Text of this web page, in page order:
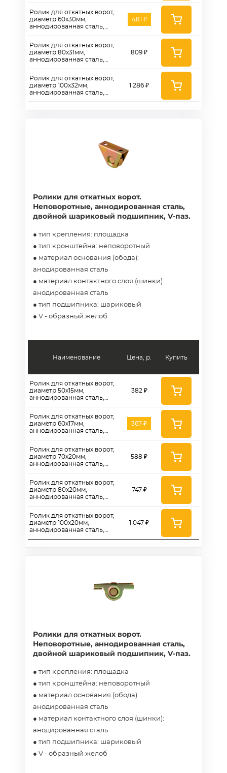
50x30
Ролик для откатных ворот,
диаметр 60x30мм,
аннодированная сталь,
60x30
Ролик для откатных ворот,
диаметр 80x31мм,
аннодированная сталь,
80x31
Ролик для откатных ворот,
диаметр 100x32мм,
аннодированная сталь,
481 ₽
809 ₽
1 286 ₽
Ролики для откатных ворот.
Неповоротные, аннодированная сталь,
двойной шариковый подшипник, V-паз.
● тип крепления: площадка
● тип кронштейна: неповоротный
● материал основания (обода):
анодированная сталь
● материал контактного слоя (шинки):
анодированная сталь
● тип подшипника: шариковый
● V - образный желоб
Наименование
Ролик для откатных ворот,
диаметр 50x15мм,
аннодированная сталь,
Ролик для откатных ворот,
диаметр 60x17мм,
аннодированная сталь,
Ролик для откатных ворот,
диаметр 70x20мм,
аннодированная сталь,
70x20
Ролик для откатных ворот,
диаметр 80x20мм,
аннодированная сталь,
80x20
Ролик для откатных ворот,
диаметр 100x20мм,
аннодированная сталь,
Цена, р.
382 ₽
367 ₽
588 ₽
747 ₽
1 047 ₽
Купить
Ролики для откатных ворот.
Неповоротные, аннодированная сталь,
двойной шариковый подшипник, V-паз.
● тип крепления: площадка
● тип кронштейна: неповоротный
● материал основания (обода):
анодированная сталь
● материал контактного слоя (шинки):
анодированная сталь
● тип подшипника: шариковый
● V - образный желоб